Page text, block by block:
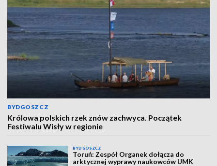
BYDGOSZCZ
Królowa polskich rzek znów zachwyca. Początek
Festiwalu Wisły w regionie
BYDGOSZCZ
Toruń: Zespół Organek dołącza do
arktycznej wyprawy naukowców UMK